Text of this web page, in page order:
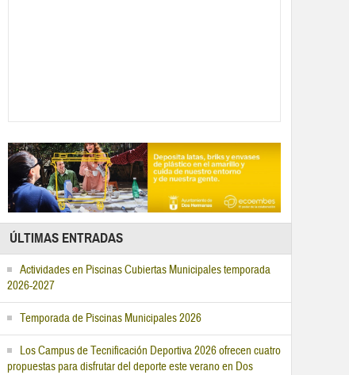
ÚLTIMAS ENTRADAS
Actividades en Piscinas Cubiertas Municipales temporada
2026-2027
Temporada de Piscinas Municipales 2026
Los Campus de Tecnificación Deportiva 2026 ofrecen cuatro
propuestas para disfrutar del deporte este verano en Dos